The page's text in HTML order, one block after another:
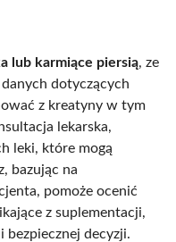
lub karmiące piersią, ze
dotyczących
z kreatyny w tym
lekarska,
leki, które mogą
bazując na
pomoże ocenić
z suplementacji,
bezpiecznej decyzji.